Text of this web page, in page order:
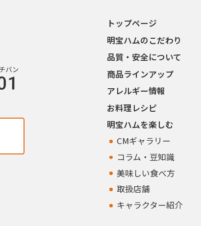
トップページ
明宝ハムのこだわり
品質・安全について
商品ラインアップ
アレルギー情報
お料理レシピ
明宝ハムを楽しむ
CMギャラリー
コラム・豆知識
美味しい食べ方
取扱店舗
キャラクター紹介